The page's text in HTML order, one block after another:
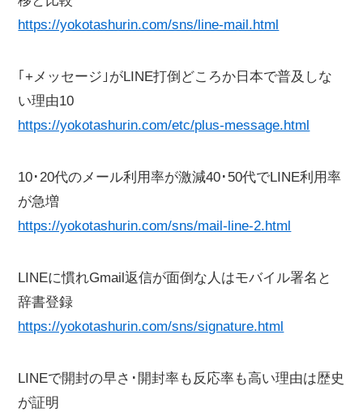
https://yokotashurin.com/sns/line-mail.html
｢+メッセージ｣がLINE打倒どころか日本で普及しな
い理由10
https://yokotashurin.com/etc/plus-message.html
10･20代のメール利用率が激減40･50代でLINE利用率
が急増
https://yokotashurin.com/sns/mail-line-2.html
LINEに慣れGmail返信が面倒な人はモバイル署名と
辞書登録
https://yokotashurin.com/sns/signature.html
LINEで開封の早さ･開封率も反応率も高い理由は歴史
が証明